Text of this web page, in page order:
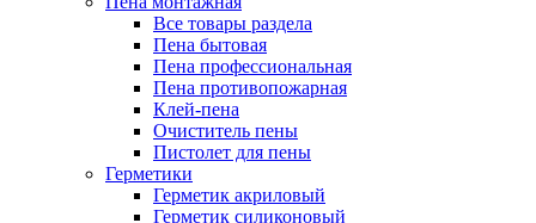
Все товары раздела
Пена бытовая
Пена профессиональная
Пена противопожарная
Клей-пена
Очиститель пены
Пистолет для пены
Герметики
Герметик акриловый
Герметик силиконовый